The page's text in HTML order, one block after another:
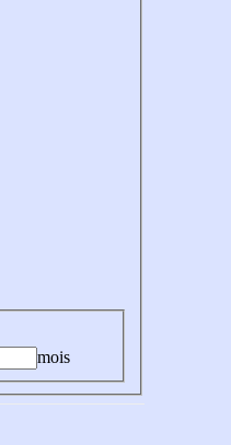
mois